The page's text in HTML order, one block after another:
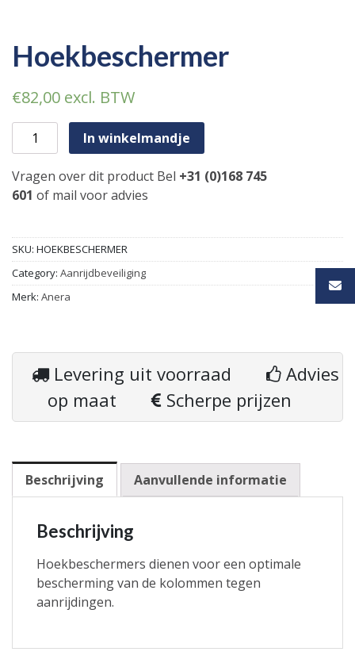
Hoekbeschermer
€82,00 excl. BTW
Hoekbeschermer aantal
In winkelmandje
Vragen over dit product Bel +31 (0)168 745
601 of mail voor advies
SKU: HOEKBESCHERMER
Category: Aanrijdbeveiliging
Merk: Anera
Levering uit voorraad
Advies
op maat
Scherpe prijzen
Beschrijving Aanvullende informatie
Beschrijving
Hoekbeschermers dienen voor een optimale
bescherming van de kolommen tegen
aanrijdingen.